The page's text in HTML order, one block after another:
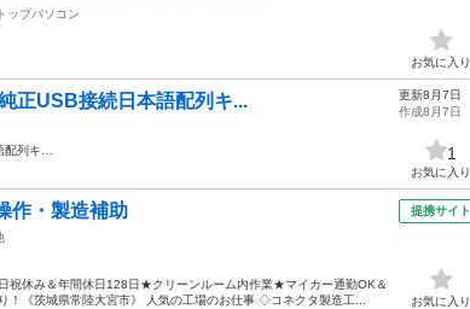
ップパソコン
お気に入り
正USB接続日本語配列キ...
配列キ…
更新8月7日
作成8月7日
1
お気に入り
作・製造補助
祝休み＆年間休日128日★クリーンルーム内作業★マイカー通勤OK＆
《茨城県常陸大宮市》 人気の工場のお仕事 ◇コネクタ製造工...
提携サイト
お気に入り